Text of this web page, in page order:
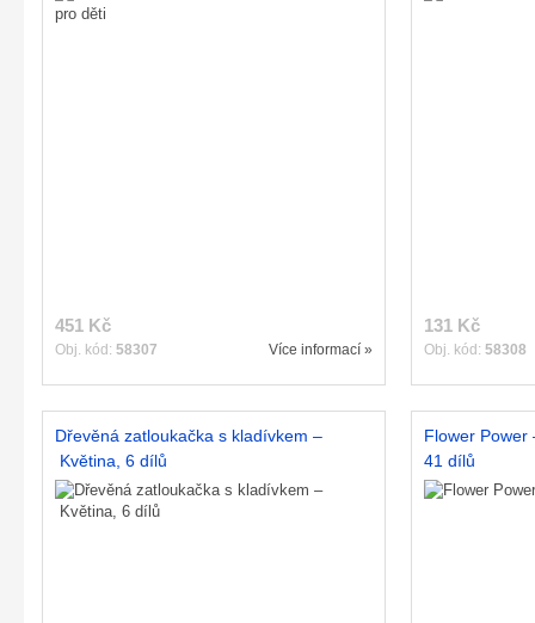
451 Kč
Obj. kód: 58307 Více informací »
131 Kč
Obj. kód: 58308
Dřevěná zatloukačka s kladívkem –
Květina, 6 dílů
Flower Power
41 dílů